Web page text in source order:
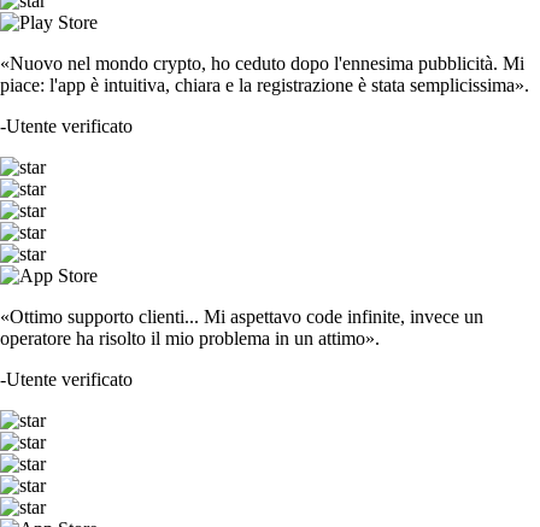
«Nuovo nel mondo crypto, ho ceduto dopo l'ennesima pubblicità. Mi
piace: l'app è intuitiva, chiara e la registrazione è stata semplicissima».
-Utente verificato
«Ottimo supporto clienti... Mi aspettavo code infinite, invece un
operatore ha risolto il mio problema in un attimo».
-Utente verificato